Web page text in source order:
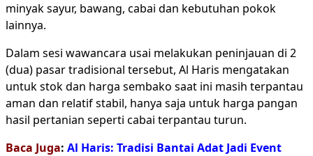
minyak sayur, bawang, cabai dan kebutuhan pokok
lainnya.
Dalam sesi wawancara usai melakukan peninjauan di 2
(dua) pasar tradisional tersebut, Al Haris mengatakan
untuk stok dan harga sembako saat ini masih terpantau
aman dan relatif stabil, hanya saja untuk harga pangan
hasil pertanian seperti cabai terpantau turun.
Baca Juga: Al Haris: Tradisi Bantai Adat Jadi Event